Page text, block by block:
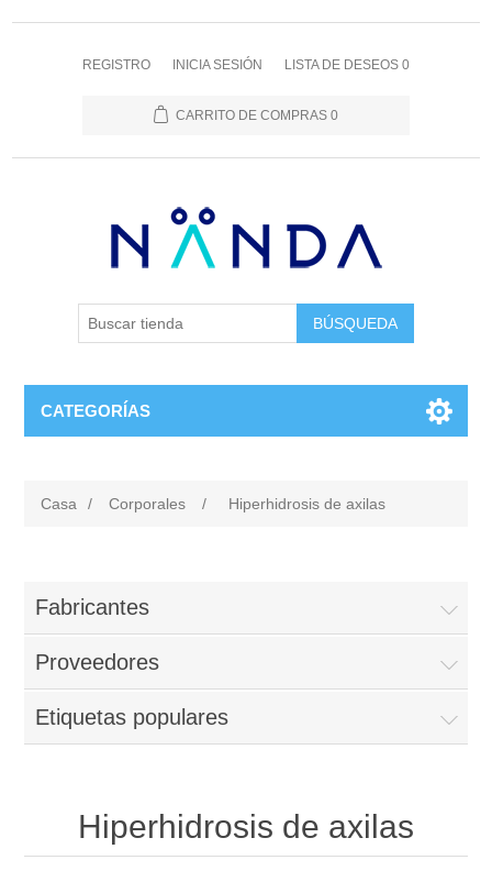
REGISTRO INICIA SESIÓN LISTA DE DESEOS 0
CARRITO DE COMPRAS 0
BÚSQUEDA
CATEGORÍAS
Casa / Corporales / Hiperhidrosis de axilas
Fabricantes
Proveedores
Etiquetas populares
Hiperhidrosis de axilas